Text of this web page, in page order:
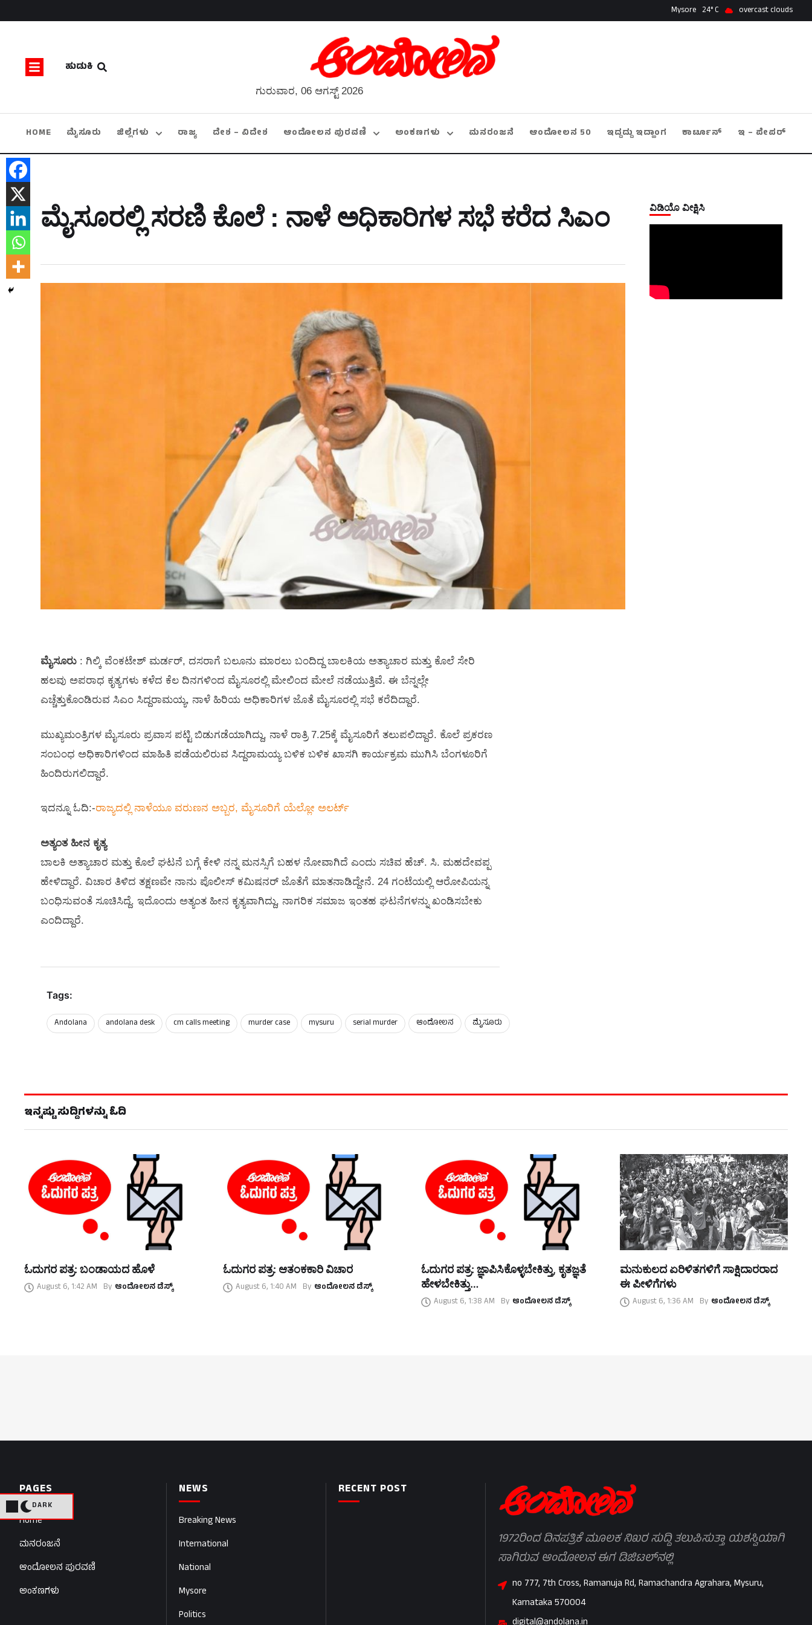
Mysore 24 overcast clouds
ಹುಡುಕಿ
ಗುರುವಾರ, 06 ಆಗಸ್ಟ್ 2026
DARK
HOME ಮೈಸೂರು ಜಿಲ್ಲೆಗಳು ರಾಜ್ಯ ದೇಶ – ವಿದೇಶ ಆಂದೋಲನ ಪುರವಣಿ ಅಂಕಣಗಳು ಮನರಂಜನೆ ಆಂದೋಲನ 50 ಇದ್ದದ್ದು ಇದ್ಹಾಂಗ ಕಾರ್ಟೂನ್ ಇ – ಪೇಪರ್
ಮೈಸೂರಲ್ಲಿ ಸರಣಿ ಕೊಲೆ : ನಾಳೆ ಅಧಿಕಾರಿಗಳ ಸಭೆ ಕರೆದ ಸಿಎಂ
ಮೈಸೂರು : ಗಿಲ್ಕಿ ವೆಂಕಟೇಶ್​ ಮರ್ಡರ್​, ದಸರಾಗೆ ಬಲೂನು ಮಾರಲು ಬಂದಿದ್ದ ಬಾಲಕಿಯ ಅತ್ಯಾಚಾರ ಮತ್ತು ಕೊಲೆ ಸೇರಿ
ಹಲವು ಅಪರಾಧ ಕೃತ್ಯಗಳು ಕಳೆದ ಕೆಲ ದಿನಗಳಿಂದ ಮೈಸೂರಲ್ಲಿ ಮೇಲಿಂದ ಮೇಲೆ ನಡೆಯುತ್ತಿವೆ. ಈ ಬೆನ್ನಲ್ಲೇ
ಎಚ್ಚೆತ್ತುಕೊಂಡಿರುವ ಸಿಎಂ ಸಿದ್ದರಾಮಯ್ಯ, ನಾಳೆ ಹಿರಿಯ ಅಧಿಕಾರಿಗಳ ಜೊತೆ ಮೈಸೂರಲ್ಲಿ ಸಭೆ ಕರೆದಿದ್ದಾರೆ.
ಮುಖ್ಯಮಂತ್ರಿಗಳ ಮೈಸೂರು ಪ್ರವಾಸ ಪಟ್ಟಿ ಬಿಡುಗಡೆಯಾಗಿದ್ದು, ನಾಳೆ ರಾತ್ರಿ 7.25ಕ್ಕೆ ಮೈಸೂರಿಗೆ ತಲುಪಲಿದ್ದಾರೆ. ಕೊಲೆ ಪ್ರಕರಣ
ಸಂಬಂಧ ಅಧಿಕಾರಿಗಳಿಂದ ಮಾಹಿತಿ ಪಡೆಯಲಿರುವ ಸಿದ್ದರಾಮಯ್ಯ ಬಳಿಕ ಬಳಿಕ ಖಾಸಗಿ ಕಾರ್ಯಕ್ರಮ ಮುಗಿಸಿ ಬೆಂಗಳೂರಿಗೆ
ಹಿಂದಿರುಗಲಿದ್ದಾರೆ.
ಇದನ್ನೂ ಓದಿ:-ರಾಜ್ಯದಲ್ಲಿ ನಾಳೆಯೂ ವರುಣನ ಅಬ್ಬರ, ಮೈಸೂರಿಗೆ ಯೆಲ್ಲೋ ಅಲರ್ಟ್‌
ಅತ್ಯಂತ ಹೀನ ಕೃತ್ಯ
ಬಾಲಕಿ ಅತ್ಯಾಚಾರ ಮತ್ತು ಕೊಲೆ ಘಟನೆ ಬಗ್ಗೆ ಕೇಳಿ ನನ್ನ ಮನಸ್ಸಿಗೆ ಬಹಳ ನೋವಾಗಿದೆ ಎಂದು ಸಚಿವ ಹೆಚ್​. ಸಿ. ಮಹದೇವಪ್ಪ
ಹೇಳಿದ್ದಾರೆ. ವಿಚಾರ ತಿಳಿದ ತಕ್ಷಣವೇ ನಾನು ಪೊಲೀಸ್ ಕಮಿಷನರ್ ಜೊತೆಗೆ ಮಾತನಾಡಿದ್ದೇನೆ. 24 ಗಂಟೆಯಲ್ಲಿ ಆರೋಪಿಯನ್ನ
ಬಂಧಿಸುವಂತೆ ಸೂಚಿಸಿದ್ದೆ. ಇದೊಂದು ಅತ್ಯಂತ ಹೀನ ಕೃತ್ಯವಾಗಿದ್ದು, ನಾಗರಿಕ ಸಮಾಜ ಇಂತಹ ಘಟನೆಗಳನ್ನು ಖಂಡಿಸಬೇಕು
ಎಂದಿದ್ದಾರೆ.
Tags:
Andolana andolana desk cm calls meeting murder case mysuru serial murder ಆಂದೋಲನ ಮೈಸೂರು
ವಿಡಿಯೊ ವೀಕ್ಷಿಸಿ
ಇನ್ನಷ್ಟು ಸುದ್ದಿಗಳನ್ನು ಓದಿ
ಓದುಗರ ಪತ್ರ: ಬಂಡಾಯದ ಹೊಳೆ
August 6, 1:42 AM By ಆಂದೋಲನ ಡೆಸ್ಕ್
ಓದುಗರ ಪತ್ರ: ಆತಂಕಕಾರಿ ವಿಚಾರ
August 6, 1:40 AM By ಆಂದೋಲನ ಡೆಸ್ಕ್
ಓದುಗರ ಪತ್ರ: ಜ್ಞಾಪಿಸಿಕೊಳ್ಳಬೇಕಿತ್ತು, ಕೃತಜ್ಞತೆ
ಹೇಳಬೇಕಿತ್ತು…
August 6, 1:38 AM By ಆಂದೋಲನ ಡೆಸ್ಕ್
ಮನುಕುಲದ ಏರಿಳಿತಗಳಿಗೆ ಸಾಕ್ಷಿದಾರರಾದ
ಈ ಪೀಳಿಗೆಗಳು
August 6, 1:36 AM By ಆಂದೋಲನ ಡೆಸ್ಕ್
PAGES
Home
ಮನರಂಜನೆ
ಆಂದೋಲನ ಪುರವಣಿ
ಅಂಕಣಗಳು
NEWS
Breaking News
International
National
Mysore
Politics
RECENT POST
1972ರಿಂದ ದಿನಪತ್ರಿಕೆ ಮೂಲಕ ನಿಖರ ಸುದ್ದಿ ತಲುಪಿಸುತ್ತಾ ಯಶಸ್ವಿಯಾಗಿ
ಸಾಗಿರುವ ಆಂದೋಲನ ಈಗ ಡಿಜಿಟಲ್‌ನಲ್ಲಿ
no 777, 7th Cross, Ramanuja Rd, Ramachandra Agrahara, Mysuru,
Karnataka 570004